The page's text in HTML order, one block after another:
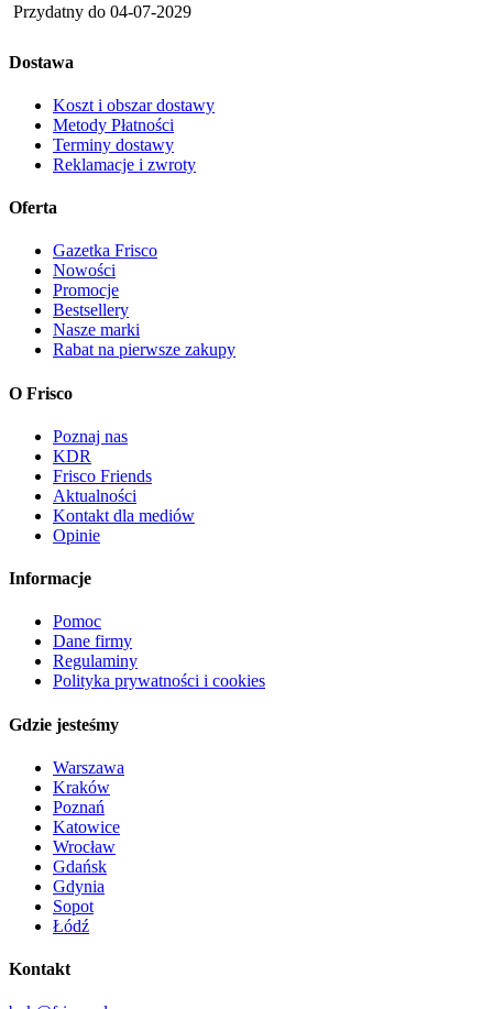
Przydatny do 04-07-2029
Dostawa
Koszt i obszar dostawy
Metody Płatności
Terminy dostawy
Reklamacje i zwroty
Oferta
Gazetka Frisco
Nowości
Promocje
Bestsellery
Nasze marki
Rabat na pierwsze zakupy
O Frisco
Poznaj nas
KDR
Frisco Friends
Aktualności
Kontakt dla mediów
Opinie
Informacje
Pomoc
Dane firmy
Regulaminy
Polityka prywatności i cookies
Gdzie jesteśmy
Warszawa
Kraków
Poznań
Katowice
Wrocław
Gdańsk
Gdynia
Sopot
Łódź
Kontakt